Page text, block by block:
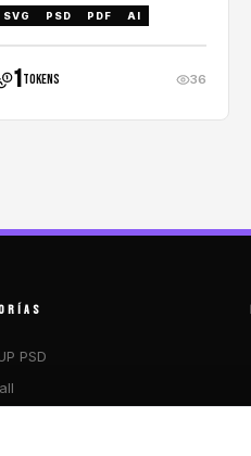
SVG PSD PDF AI
1tokens 36
PSD